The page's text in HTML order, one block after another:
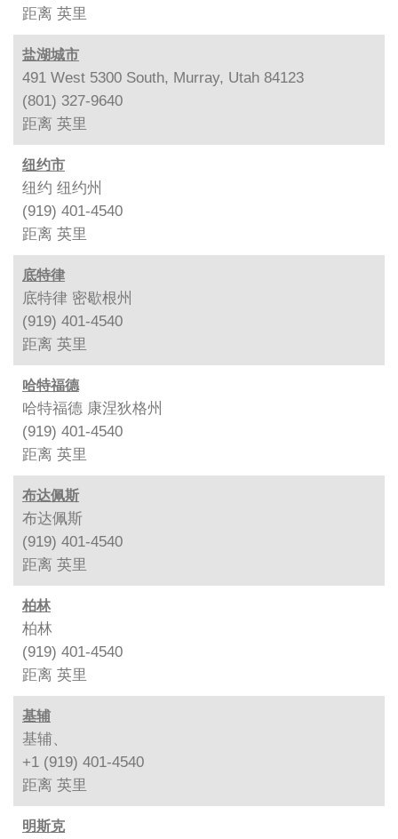
距离 英里
盐湖城市
491 West 5300 South, Murray, Utah 84123
(801) 327-9640
距离 英里
纽约市
纽约 纽约州
(919) 401-4540
距离 英里
底特律
底特律 密歇根州
(919) 401-4540
距离 英里
哈特福德
哈特福德 康涅狄格州
(919) 401-4540
距离 英里
布达佩斯
布达佩斯
(919) 401-4540
距离 英里
柏林
柏林
(919) 401-4540
距离 英里
基辅
基辅、
+1 (919) 401-4540
距离 英里
明斯克